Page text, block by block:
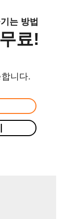
는 방법
료!
니다.